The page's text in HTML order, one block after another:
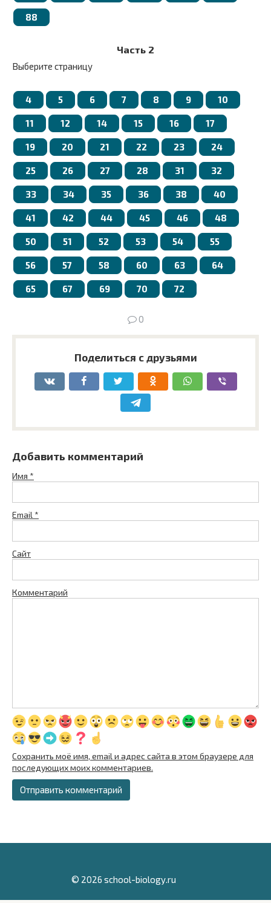
88
Часть 2
Выберите страницу
4 5 6 7 8 9 10
11 12 14 15 16 17
19 20 21 22 23 24
25 26 27 28 31 32
33 34 35 36 38 40
41 42 44 45 46 48
50 51 52 53 54 55
56 57 58 60 63 64
65 67 69 70 72
0
Поделиться с друзьями
Добавить комментарий
Имя *
Email *
Сайт
Комментарий
Сохранить моё имя, email и адрес сайта в этом браузере для
последующих моих комментариев.
© 2026 school-biology.ru